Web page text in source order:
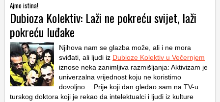
Ajmo istina!
Dubioza Kolektiv: Laži ne pokreću svijet, laži
pokreću luđake
Njihova nam se glazba može, ali i ne mora
sviđati, ali ljudi iz Dubioze Kolektiv u Večernjem
iznose neka zanimljiva razmišljanja: Aktivizam je
univerzalna vrijednost koju ne koristimo
dovoljno… Prije koji dan gledao sam na TV-u
turskog doktora koji je rekao da intelektualci i ljudi iz kulture